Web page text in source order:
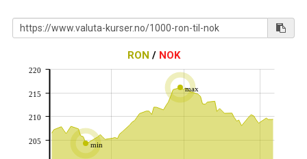
RON / NOK
min
max
205
210
215
220